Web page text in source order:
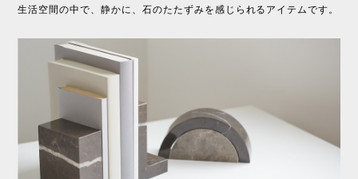
生活空間の中で、静かに、石のたたずみを感じられるアイテムです。